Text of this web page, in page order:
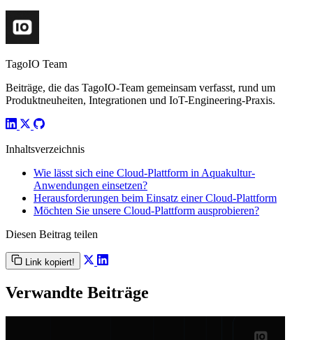
TagoIO Team
Beiträge, die das TagoIO-Team gemeinsam verfasst, rund um
Produktneuheiten, Integrationen und IoT-Engineering-Praxis.
Inhaltsverzeichnis
Wie lässt sich eine Cloud-Plattform in Aquakultur-
Anwendungen einsetzen?
Herausforderungen beim Einsatz einer Cloud-Plattform
Möchten Sie unsere Cloud-Plattform ausprobieren?
Diesen Beitrag teilen
Link kopiert!
Verwandte Beiträge